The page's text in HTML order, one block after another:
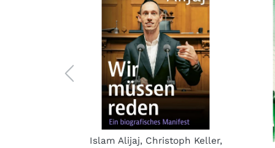
Islam Alijaj, Christoph Keller,